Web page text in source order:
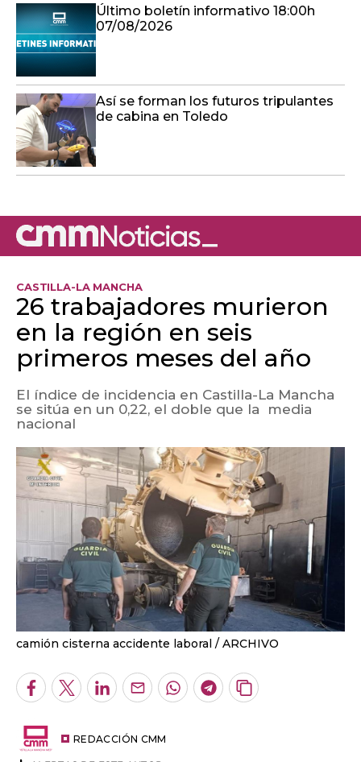
Último boletín informativo 18:00h
07/08/2026
Así se forman los futuros tripulantes
de cabina en Toledo
CASTILLA-LA MANCHA
26 trabajadores murieron
en la región en seis
primeros meses del año
El índice de incidencia en Castilla-La Mancha
se sitúa en un 0,22, el doble que la media
nacional
camión cisterna accidente laboral ARCHIVO
Facebook
TwitterLinkedInEnviarWhatsapp
Telegram
Copiar
REDACCIÓN CMM